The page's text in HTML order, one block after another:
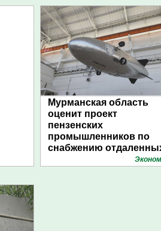
Мурманская область
оценит проект
пензенских
промышленников по
снабжению
поселений с помощью